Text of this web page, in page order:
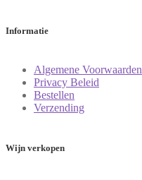
Informatie
Algemene Voorwaarden
Privacy Beleid
Bestellen
Verzending
Wijn verkopen